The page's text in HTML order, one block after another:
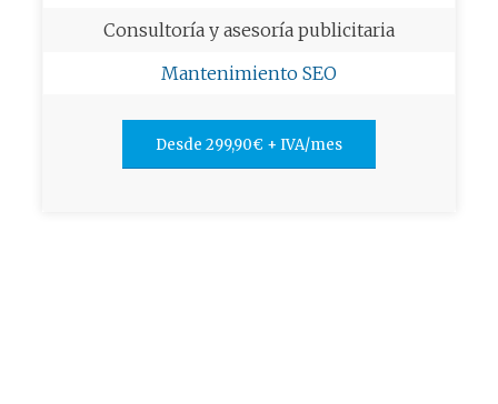
Consultoría y asesoría publicitaria
Mantenimiento SEO
Desde 299,90€ + IVA/mes